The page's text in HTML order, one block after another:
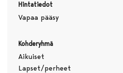
Hintatiedot
Vapaa pääsy
Kohderyhmä
Aikuiset
Lapset/perheet